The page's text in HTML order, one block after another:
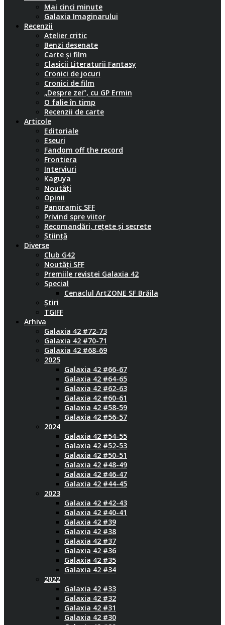
Mai cinci minute
Galaxia Imaginarului
Recenzii
Atelier critic
Benzi desenate
Carte și film
Clasicii Literaturii Fantasy
Cronici de jocuri
Cronici de film
„Despre zei”, cu GP Ermin
O falie în timp
Recenzii de carte
Articole
Editoriale
Eseuri
Fandom off the record
Frontiera
Interviuri
Kaguya
Noutăți
Opinii
Panoramic SFF
Privind spre viitor
Recomandări, rețete și secrete
Știință
Diverse
Club G42
Noutăți SFF
Premiile revistei Galaxia 42
Special
Cenaclul ArtZONE SF Brăila
Știri
TGIFF
Arhiva
Galaxia 42 #72-73
Galaxia 42 #70-71
Galaxia 42 #68-69
2025
Galaxia 42 #66-67
Galaxia 42 #64-65
Galaxia 42 #62-63
Galaxia 42 #60-61
Galaxia 42 #58-59
Galaxia 42 #56-57
2024
Galaxia 42 #54-55
Galaxia 42 #52-53
Galaxia 42 #50-51
Galaxia 42 #48-49
Galaxia 42 #46-47
Galaxia 42 #44-45
2023
Galaxia 42 #42-43
Galaxia 42 #40-41
Galaxia 42 #39
Galaxia 42 #38
Galaxia 42 #37
Galaxia 42 #36
Galaxia 42 #35
Galaxia 42 #34
2022
Galaxia 42 #33
Galaxia 42 #32
Galaxia 42 #31
Galaxia 42 #30